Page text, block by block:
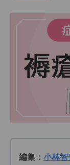
編集： 小林智